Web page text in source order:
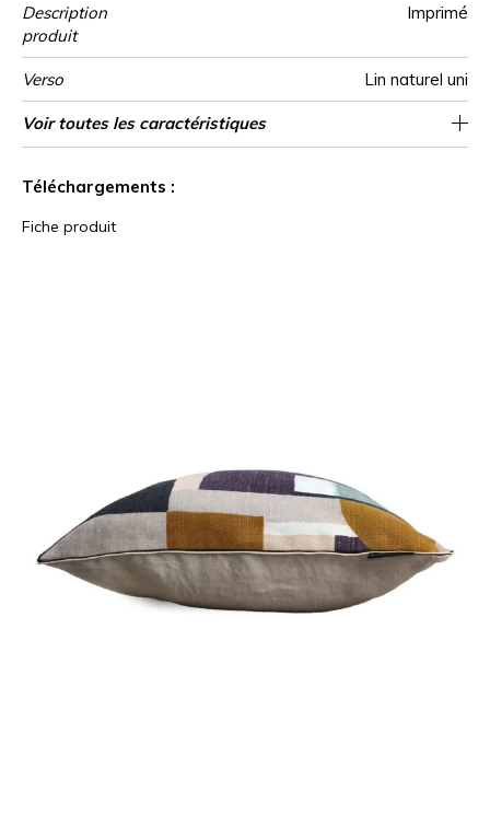
Description
produit
Imprimé
Verso Lin naturel uni
Finition Passepoil
Fermeture Zippee invisible
Entretien
Pays d'origine Tunisie
Voir toutes les caractéristiques
Téléchargements :
Fiche produit